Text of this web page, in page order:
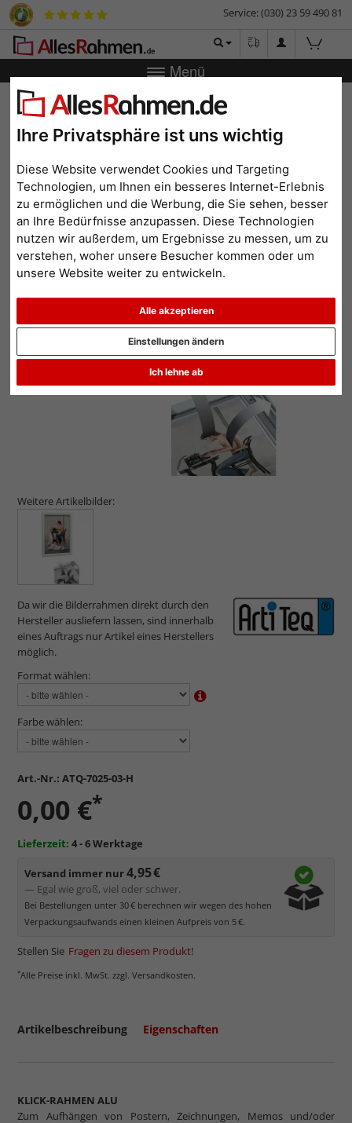
Ihre Privatsphäre ist uns wichtig
Diese Website verwendet Cookies und Targeting
Technologien, um Ihnen ein besseres Internet-Erlebnis
zu ermöglichen und die Werbung, die Sie sehen, besser
an Ihre Bedürfnisse anzupassen. Diese Technologien
nutzen wir außerdem, um Ergebnisse zu messen, um zu
verstehen, woher unsere Besucher kommen oder um
unsere Website weiter zu entwickeln.
Alle akzeptieren
Ich lehne ab
Einstellungen ändern
Service: (030) 23 59 490 81
Menü
Zurück Bilderrahmen-Shop Bilderrahmen
25 mm
Klapprahmen, 25 mm
Weitere Artikelbilder:
Da wir die Bilderrahmen direkt durch den
Hersteller ausliefern lassen, sind innerhalb
eines Auftrags nur Artikel eines Herstellers
möglich.
Format wählen:
Farbe wählen:
Art.-Nr.: ATQ-7025-03-H
0,00 €*
Lieferzeit: 4 - 6 Werktage
Versand immer nur4,95 €
— Egal wie groß, viel oder schwer.
Bei Bestellungen unter 30 € berechnen wir wegen des hohen
Verpackungsaufwands einen kleinen Aufpreis von 5 €.
Stellen Sie Fragen zu diesem Produkt!
*Alle Preise inkl. MwSt. zzgl. Versandkosten.
Artikelbeschreibung Eigenschaften
KLICK-RAHMEN ALU
Zum Aufhängen von Postern, Zeichnungen, Memos und/oder